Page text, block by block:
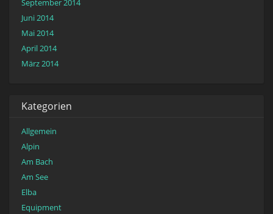
September 2014
Juni 2014
Mai 2014
April 2014
März 2014
Kategorien
Allgemein
Alpin
Am Bach
Am See
Elba
Equipment